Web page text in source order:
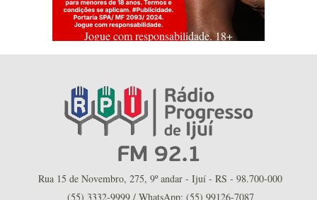
Jogue com responsabilidade. 18+
Rua 15 de Novembro, 275, 9º andar - Ijuí - RS - 98.700-000
(55) 3332-9999 / WhatsApp: (55) 99126-7087